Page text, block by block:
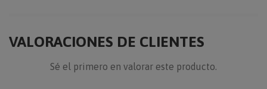
VALORACIONES DE CLIENTES
Sé el primero en valorar este producto.